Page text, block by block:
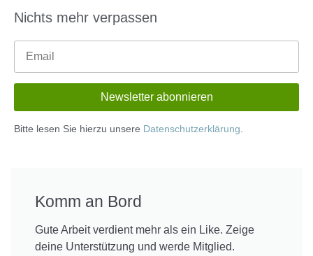
Nichts mehr verpassen
Bitte lesen Sie hierzu unsere Datenschutzerklärung.
Komm an Bord
Gute Arbeit verdient mehr als ein Like. Zeige
deine Unterstützung und werde Mitglied.